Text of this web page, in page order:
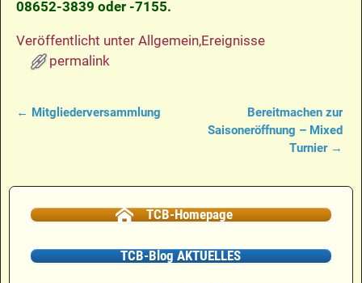
08652-3839 oder -7155.
Veröffentlicht unter Allgemein,Ereignisse
permalink
← Mitgliederversammlung
Bereitmachen zur
Saisoneröffnung – Mixed
Turnier →
TCB-Homepage
TCB-Blog AKTUELLES